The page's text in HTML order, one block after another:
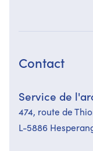
Contact
Service de
474,​ route de
L-5886